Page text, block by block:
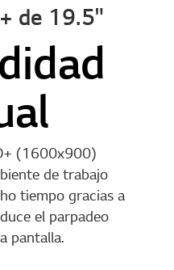
de 19.5"
(1600x900)
de trabajo
tiempo gracias a
el parpadeo
pantalla.